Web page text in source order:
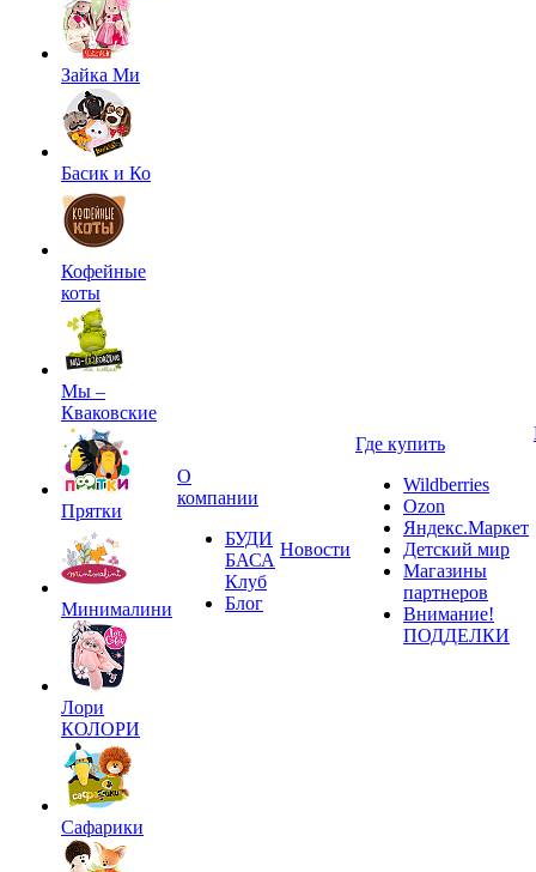
Зайка Ми
Басик и Ко
Кофейные
коты
Мы –
Кваковские
Прятки
Минималини
Лори
КОЛОРИ
Сафарики
О
компании
БУДИ
БАСА
Клуб
Блог
Новости
Где купить
Wildberries
Ozon
Яндекс.Маркет
Детский мир
Магазины
партнеров
Внимание!
ПОДДЕЛКИ